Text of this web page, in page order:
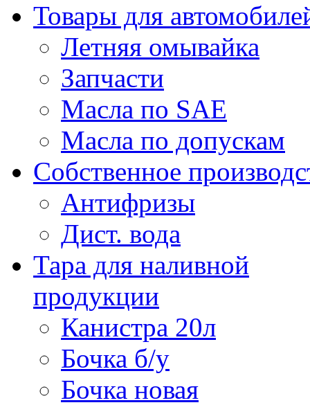
Товары для
Летняя омывайка
Запчасти
Масла по SAE
Масла по допускам
Собственное
Антифризы
Дист. вода
Тара для наливной
продукции
Канистра 20л
Бочка б/у
Бочка новая